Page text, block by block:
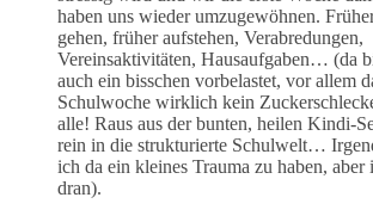
haben uns wieder umzugewöhnen.
gehen, früher aufstehen, Verabredungen,
Vereinsaktivitäten, Hausaufgaben… (da
auch ein bisschen vorbelastet, vor allem
Schulwoche wirklich kein
alle! Raus aus der bunten, heilen Kindi-
rein in die strukturierte Schulwelt…
ich da ein kleines Trauma zu haben, aber
dran).